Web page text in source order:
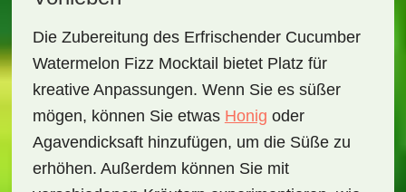
Die Zubereitung des Erfrischender Cucumber
Watermelon Fizz Mocktail bietet Platz für
kreative Anpassungen. Wenn Sie es süßer
mögen, können Sie etwas Honig oder
Agavendicksaft hinzufügen, um die Süße zu
erhöhen. Außerdem können Sie mit